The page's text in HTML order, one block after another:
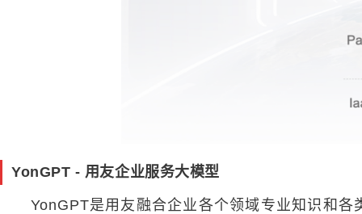
YonGPT - 用友企业服务大模型
YonGPT是用友融合企业各个领域专业知识和各